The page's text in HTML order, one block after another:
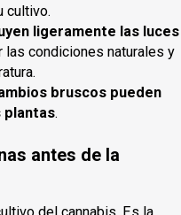
cultivo.
ligeramente las luces
las condiciones naturales y
bruscos pueden
plantas.
antes de la